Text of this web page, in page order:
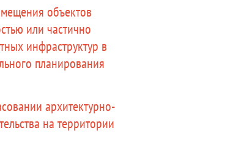
объектов
или частично
инфраструктур в
планирования
архитектурно-
на территории